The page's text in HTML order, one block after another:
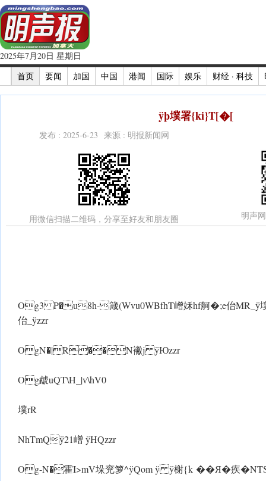
2025年7月20日 星期日
首页
要闻 加国 中国 港闻 国际 娱乐 财经 · 科技
ÿþ墣署{ki}T[�[
发布 : 2025-6-23 来源 : 明报新闻网
用微信扫描二维码，分享至好友和朋友圈 明声
Og3 P�u8h-箴(Wvu0WBfhT嶒姀hf舸�;e佁MR_ ÿ墣
佁_ ÿzzr
OgN�|R��N襒j ÿЮzzr
Og虣uQT\H_|v\hV0
墣rR
NhTmQÿ21嶒 ÿHQzzr
Og-N�霍I>mV垛兖箩^ÿQom ÿ ÿ榭{k ��Я�疾